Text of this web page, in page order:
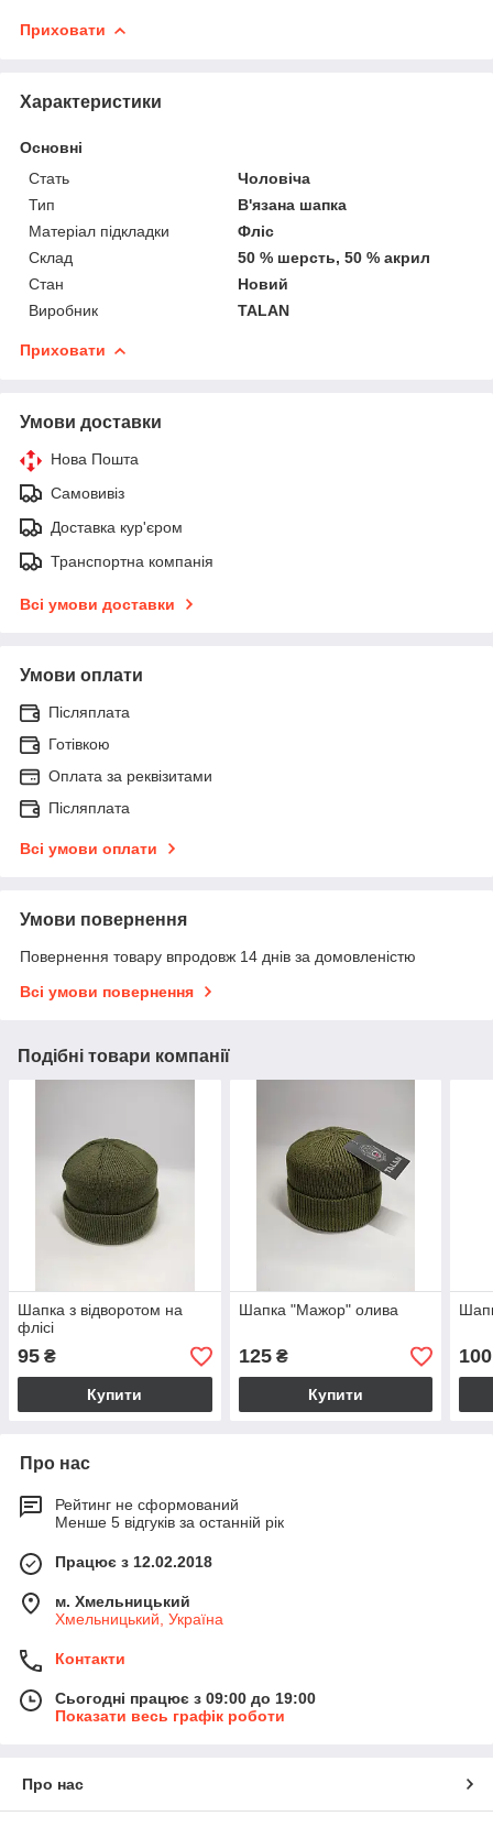
Приховати
Характеристики
Основні
Стать
Чоловіча
Тип
В'язана шапка
Матеріал підкладки
Фліс
Склад
50 % шерсть, 50 % акрил
Стан
Новий
Виробник
TALAN
Приховати
Умови доставки
Нова Пошта
Самовивіз
Доставка кур'єром
Транспортна компанія
Всі умови доставки
Умови оплати
Післяплата
Готівкою
Оплата за реквізитами
Післяплата
Всі умови оплати
Умови повернення
Повернення товару впродовж 14 днів за домовленістю
Всі умови повернення
Подібні товари компанії
Шапка з відворотом на
флісі
95 ₴
Купити
Шапка "Мажор" олива
125₴
Купити
100
Про нас
Рейтинг не сформований
Менше 5 відгуків за останній рік
Працює з 12.02.2018
м. Хмельницький
Хмельницький, Україна
Контакти
Сьогодні працює з 09:00 до 19:00
Показати весь графік роботи
Про нас